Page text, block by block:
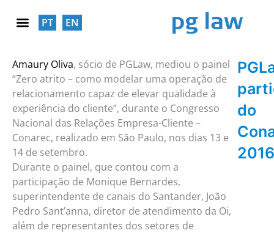
PT EN
do
Amaury Oliva, sócio de PGLaw, mediou o painel
“Zero atrito – como modelar uma operação de
relacionamento capaz de elevar qualidade à
experiência do cliente”, durante o Congresso
Nacional das Relações Empresa-Cliente –
Conarec, realizado em São Paulo, nos dias 13 e
14 de setembro.
Durante o painel, que contou com a
participação de Monique Bernardes,
superintendente de canais do Santander, João
Pedro Sant’anna, diretor de atendimento da Oi,
além de representantes dos setores de